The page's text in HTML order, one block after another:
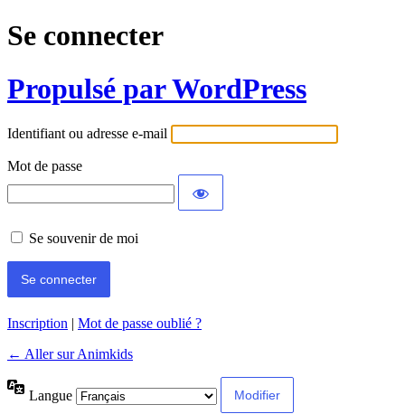
Se connecter
Propulsé par WordPress
Identifiant ou adresse e-mail
Mot de passe
Se souvenir de moi
Inscription | Mot de passe oublié ?
← Aller sur Animkids
Langue